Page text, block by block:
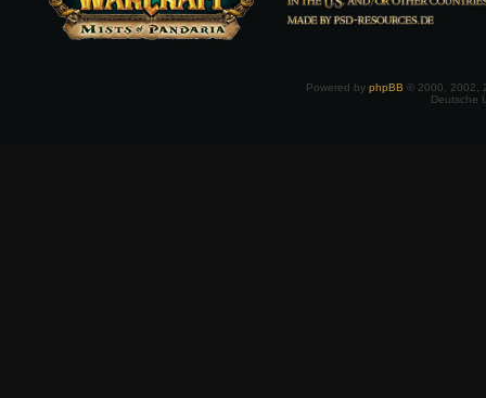
Powered by phpBB © 2000, 2002,
Deutsche